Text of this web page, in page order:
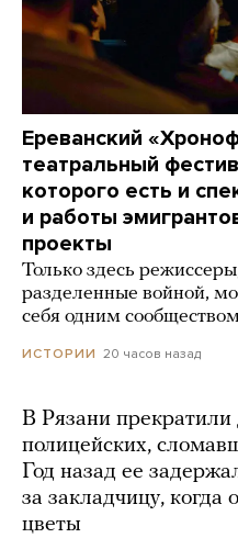
Ереванский
театральный
которого есть и
и работы
проекты
Только здесь
разделенные войной,
себя одним
ИСТОРИИ 20 часов назад
В Рязани прекратили
полицейских,
Год назад ее
за закладчицу, когда
цветы